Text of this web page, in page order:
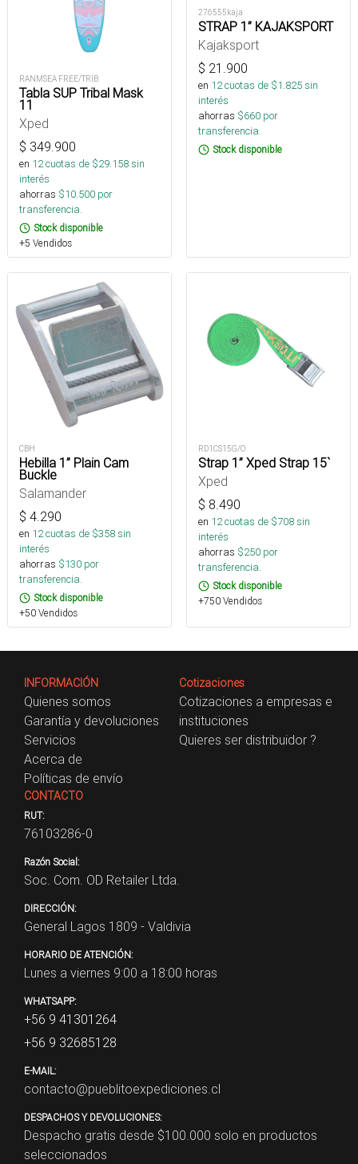
RANMSEA FREE/TRIB
Tabla SUP Tribal Mask
11
Xped
$ 349.900
en 12cuotas de $29.158sin
interés
ahorras $10.500 por
transferencia.
Stock disponible
+5 Vendidos
276555kaja
STRAP 1” KAJAKSPORT
Kajaksport
$ 21.900
en 12cuotas de $1.825sin
interés
ahorras $660 por
transferencia.
Stock disponible
CBH
Hebilla 1” Plain Cam
Buckle
Salamander
$ 4.290
en 12cuotas de $358sin
interés
ahorras $130 por
transferencia.
Stock disponible
+50 Vendidos
RD1CS15G/O
Strap 1” Xped Strap 15`
Xped
$ 8.490
en 12cuotas de $708sin
interés
ahorras $250 por
transferencia.
Stock disponible
+750 Vendidos
INFORMACIÓN
Quienes somos
Garantía y devoluciones
Servicios
Acerca de
Políticas de envío
Cotizaciones
Cotizaciones a empresas e
instituciones
Quieres ser distribuidor ?
CONTACTO
RUT:
76103286-0
Razón Social:
Soc. Com. OD Retailer Ltda.
DIRECCIÓN:
General Lagos 1809 - Valdivia
HORARIO DE ATENCIÓN:
Lunes a viernes 9:00 a 18:00 horas
WHATSAPP:
+56 9 41301264
+56 9 32685128
E-MAIL:
contacto@pueblitoexpediciones.cl
DESPACHOS Y DEVOLUCIONES:
Despacho gratis desde $100.000 solo en productos
seleccionados